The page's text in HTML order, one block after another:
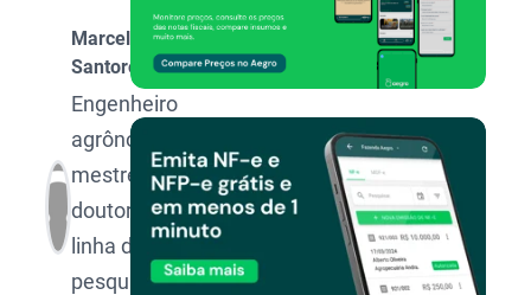
Marcelo
Santoro
Engenheiro
agrônomo,
mestre e
doutor na
linha de
pesquisa